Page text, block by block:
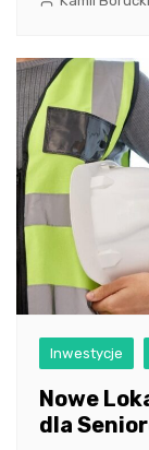
Inwestycje
Nowe
dla